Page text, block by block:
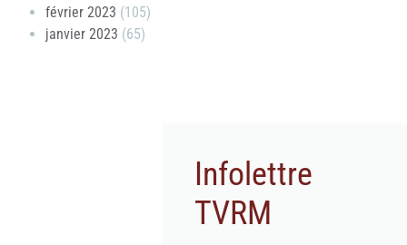
février 2023 (105)
janvier 2023 (65)
Infolettre
TVRM